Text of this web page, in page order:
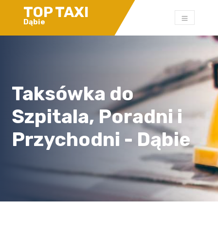
TOP TAXI
Dąbie
Taksówka do
Szpitala, Poradni i
Przychodni - Dąbie